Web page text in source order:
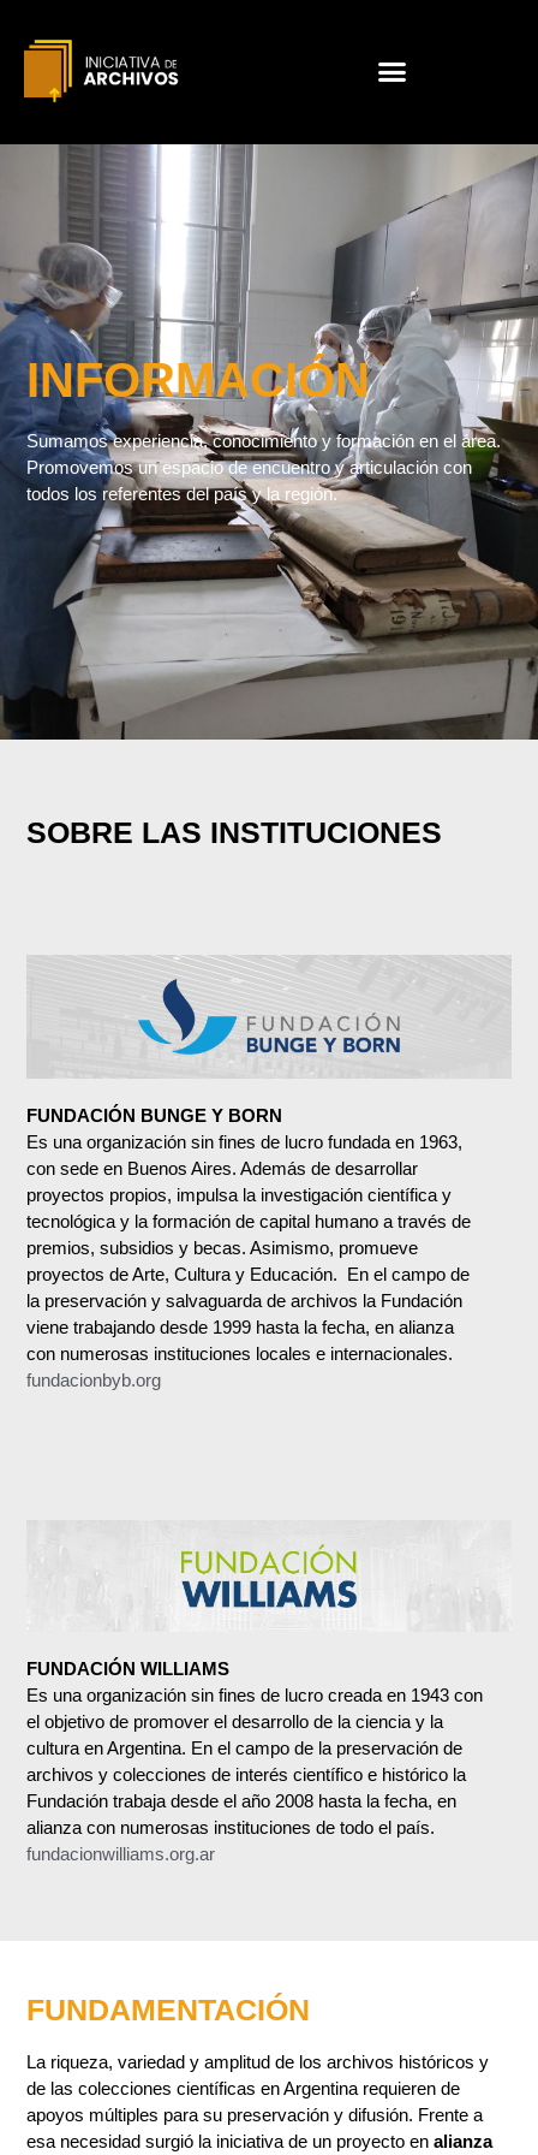
INFORMACIÓN
Sumamos experiencia, conocimiento y formación en el área.
Promovemos un espacio de encuentro y articulación con
todos los referentes del país y la región.
SOBRE LAS INSTITUCIONES
FUNDACIÓN BUNGE Y BORN
Es una organización sin fines de lucro fundada en 1963,
con sede en Buenos Aires. Además de desarrollar
proyectos propios, impulsa la investigación científica y
tecnológica y la formación de capital humano a través de
premios, subsidios y becas. Asimismo, promueve
proyectos de Arte, Cultura y Educación. En el campo de
la preservación y salvaguarda de archivos la Fundación
viene trabajando desde 1999 hasta la fecha, en alianza
con numerosas instituciones locales e internacionales.
fundacionbyb.org
FUNDACIÓN WILLIAMS
Es una organización sin fines de lucro creada en 1943 con
el objetivo de promover el desarrollo de la ciencia y la
cultura en Argentina. En el campo de la preservación de
archivos y colecciones de interés científico e histórico la
Fundación trabaja desde el año 2008 hasta la fecha, en
alianza con numerosas instituciones de todo el país.
fundacionwilliams.org.ar
FUNDAMENTACIÓN
La riqueza, variedad y amplitud de los archivos históricos y
de las colecciones científicas en Argentina requieren de
apoyos múltiples para su preservación y difusión. Frente a
esa necesidad surgió la iniciativa de un proyecto enalianza